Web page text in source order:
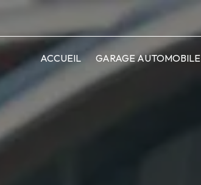
ACCUEIL GARAGE AUTOMOBILE